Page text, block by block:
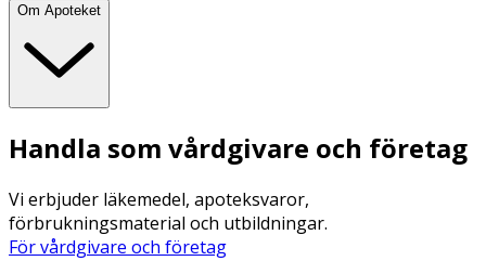
Om Apoteket
Handla som vårdgivare och företag
Vi erbjuder läkemedel, apoteksvaror,
förbrukningsmaterial och utbildningar.
För vårdgivare och företag